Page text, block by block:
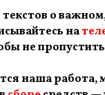
о
на
не
наша работа,